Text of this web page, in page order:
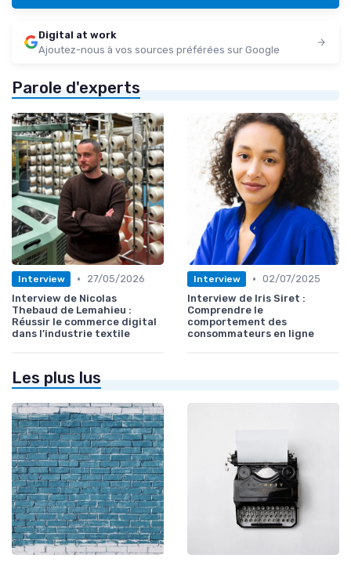
Digital at work
Ajoutez-nous à vos sources préférées sur Google
Parole d'experts
Interview •
27/05/2026
Interview de Nicolas
Thebaud de Lemahieu :
Réussir le commerce digital
dans l’industrie textile
Interview • 02/07/2025
Interview de Iris Siret :
Comprendre le
comportement des
consommateurs en ligne
Les plus lus